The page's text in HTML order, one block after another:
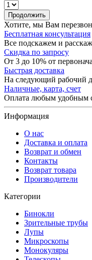
Продолжить
Хотите, мы Вам
Бесплатная консультация
Все подскажем и
Скидка по запросу
От 3 до 10% от
Быстрая доставка
На следующий рабочий
Наличные, карта, счет
Оплата любым удобным
Информация
О нас
Доставка и оплата
Возврат и обмен
Контакты
Возврат товара
Производители
Категории
Бинокли
Зрительные трубы
Лупы
Микроскопы
Монокуляры